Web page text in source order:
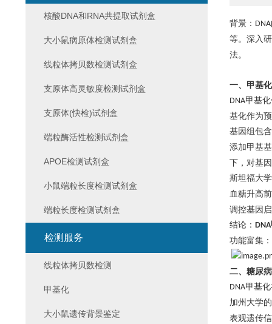
背景： DNA
等。深入
法。
一、甲基
DNA甲基
基化作为
基因组包
添加甲基
下，对基
斯坦福大
血糖升高前
调控基因
结论： DNA
功能富集：
二、糖尿病
DNA甲基
加州大学的
表观遗传
核酸DNA和RNA共提取试剂盒
大小鼠病原体检测试剂盒
线粒体拷贝数检测试剂盒
支原体高灵敏度检测试剂盒
支原体(快检)试剂盒
端粒酶活性检测试剂盒
APOE检测试剂盒
小鼠端粒长度检测试剂盒
端粒长度检测试剂盒
检测服务
线粒体拷贝数检测
甲基化
大小鼠遗传背景鉴定